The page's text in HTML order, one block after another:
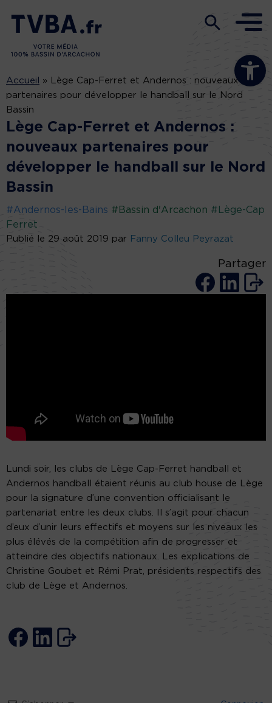
Ouvrir la
Accueil »
Lège Cap-Ferret et Andernos : nouveaux
partenaires pour développer le handball sur le Nord
Bassin
Lège Cap-Ferret et Andernos :
nouveaux partenaires pour
développer le handball sur le Nord
Bassin
#Andernos-les-Bains #Bassin d'Arcachon #Lège-Cap
Ferret
Publié le 29 août 2019 par Fanny Colleu Peyrazat
Partager
Lundi soir, les clubs de Lège Cap-Ferret handball et
Andernos handball étaient réunis au club house de Lège
pour la signature d’une convention officialisant le
partenariat entre les deux clubs. Il s’agit pour chacun
d’eux d’unir leurs effectifs et moyens sur les niveaux les
plus élévés de la compétition afin de progresser et
atteindre des objectifs nationaux. Les explications de
Christine Goubet et Rémi Prat, présidents respectifs des
club de Lège et Andernos.